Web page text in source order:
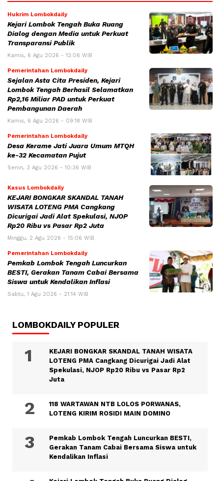
Hukrim Lombokdaily
Kejari Lombok Tengah Buka Ruang
Dialog dengan Media untuk Perkuat
Transparansi Publik
Kamis, 6 Agu 2026 - 12:06 WIB
Pemerintahan Lombokdaily
Sejalan Asta Cita Presiden, Kejari
Lombok Tengah Berhasil Selamatkan
Rp2,16 Miliar PAD untuk Perkuat
Pembangunan Daerah
Kamis, 6 Agu 2026 - 09:18 WIB
Pemerintahan Lombokdaily
Desa Kerame Jati Juara Umum MTQH
ke-32 Kecamatan Pujut
Senin, 3 Agu 2026 - 10:36 WIB
Kasus Lombokdaily
KEJARI BONGKAR SKANDAL TANAH
WISATA LOTENG PMA Cangkang
Dicurigai Jadi Alat Spekulasi, NJOP
Rp20 Ribu vs Pasar Rp2 Juta
Minggu, 2 Agu 2026 - 15:06 WIB
Pemerintahan Lombokdaily
Pemkab Lombok Tengah Luncurkan
BESTI, Gerakan Tanam Cabai Bersama
Siswa untuk Kendalikan Inflasi
Sabtu, 1 Agu 2026 - 21:14 WIB
LOMBOKDAILY POPULER
KEJARI BONGKAR SKANDAL TANAH WISATA
LOTENG PMA Cangkang Dicurigai Jadi Alat
Spekulasi, NJOP Rp20 Ribu vs Pasar Rp2
Juta
118 WARTAWAN NTB LOLOS PORWANAS,
LOTENG KIRIM ROSIDI MAIN DOMINO
Pemkab Lombok Tengah Luncurkan BESTI,
Gerakan Tanam Cabai Bersama Siswa untuk
Kendalikan Inflasi